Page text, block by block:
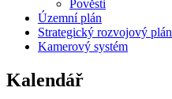
Pověsti
Územní plán
Strategický rozvojový plán
Kamerový systém
Kalendář